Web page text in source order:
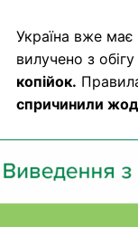
Україна вже має
вилучено з
копійок.
спричинили